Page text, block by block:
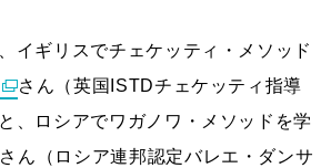
イギリスでチェケッティ・メソッド
さん（英国ISTDチェケッティ指導
、ロシアでワガノワ・メソッドを学
さん（ロシア連邦認定バレエ・ダンサ